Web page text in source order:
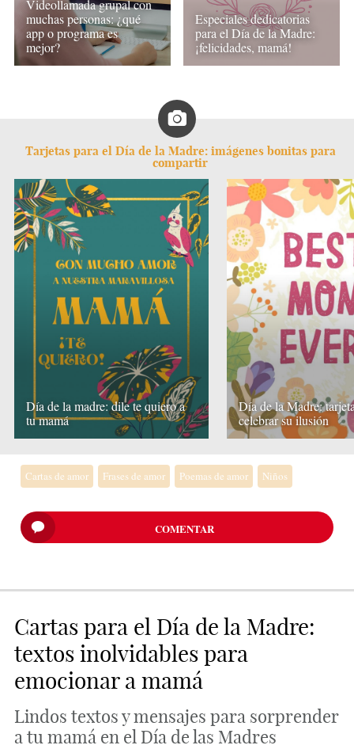
Videollamada grupal con
muchas personas: ¿qué
app o programa es
mejor?
Especiales dedicatorias
para el Día de la Madre:
¡felicidades, mamá!
Tarjetas para el Día de la Madre: imágenes bonitas para
compartir
Día de la madre: dile te quiero a
tu mamá
Día de la Madre:
celebrar su ilusión
Cartas de amor Frases de amor Poemas de amor Niños
COMENTAR
Cartas para el Día de la Madre:
textos inolvidables para
emocionar a mamá
Lindos textos y mensajes para sorprender
a tu mamá en el Día de las Madres